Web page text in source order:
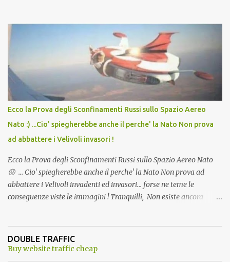
Vaccino come: l' Amaro del Capo, era "spettacolare Ghiacciato, ma
andava bene anche, a Temperatura Ambiente"! Riproponiamo
l'articolo per NON Dimenticare!
Ecco la Prova degli Sconfinamenti Russi sullo Spazio Aereo
Nato :) ...Cio' spiegherebbe anche il perche' la Nato Non prova
ad abbattere i Velivoli invasori !
Ecco la Prova degli Sconfinamenti Russi sullo Spazio Aereo Nato
😛 ... Cio' spiegherebbe anche il perche' la Nato Non prova ad
abbattere i Velivoli invadenti ed invasori... forse ne teme le
conseguenze viste le immagini ! Tranquilli, Non esiste ancora
ancora una fantasia Nato o forse una "False Flag", per provocare
una guerra mondiale che difficilmente da menti sane, potrebbe
DOUBLE TRAFFIC
Buy website traffic cheap